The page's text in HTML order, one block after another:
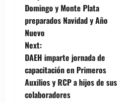
o
s
t
n
a
Domingo y Monte Plata
preparados Navidad y Año
Nuevo
Next:
DAEH imparte jornada de
capacitación en Primeros
Auxilios y RCP a hijos de sus
colaboradores